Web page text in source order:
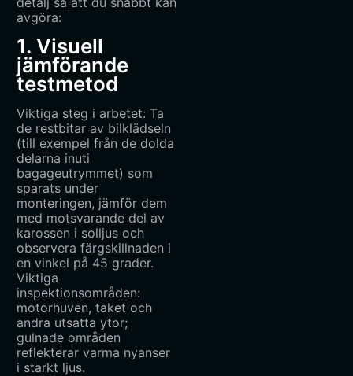
avgöra:
1. Visuell
jämförande
testmetod
Viktiga steg i arbetet: Ta
de restbitar av bilklädseln
(till exempel från de dolda
delarna inuti
bagageutrymmet) som
sparats under
monteringen, jämför dem
med motsvarande del av
karossen i solljus och
observera färgskillnaden i
en vinkel på 45 grader.
Viktiga
inspektionsområden:
motorhuven, taket och
andra utsatta ytor;
gulnade områden
reflekterar varma nyanser
i starkt ljus.